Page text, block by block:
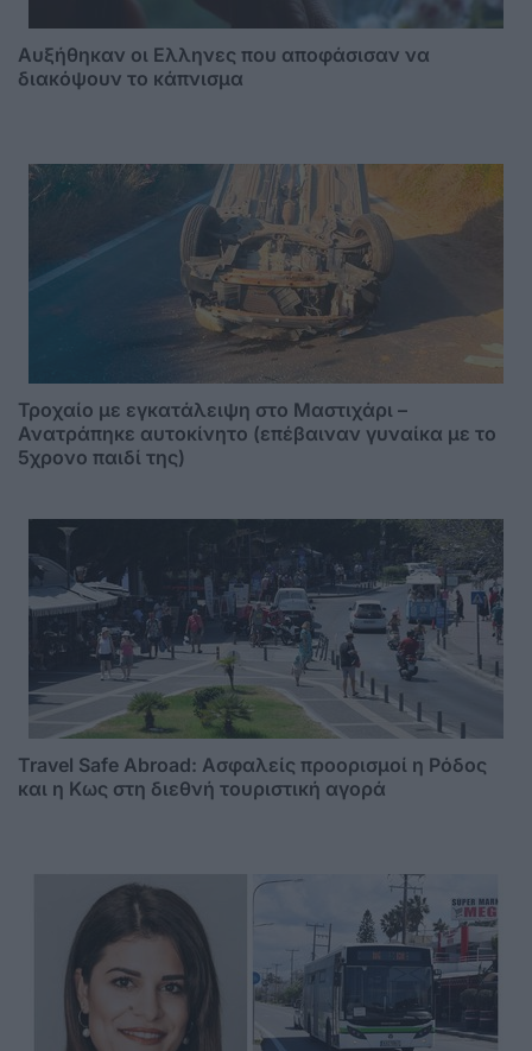
Αυξήθηκαν οι Ελληνες που αποφάσισαν να
διακόψουν το κάπνισμα
Τροχαίο με εγκατάλειψη στο Μαστιχάρι –
Ανατράπηκε αυτοκίνητο (επέβαιναν γυναίκα με το
5χρονο παιδί της)
Travel Safe Abroad: Ασφαλείς προορισμοί η Ρόδος
και η Κως στη διεθνή τουριστική αγορά